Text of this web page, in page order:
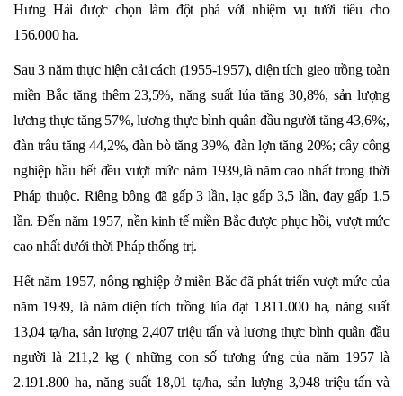
Hưng Hải được chọn làm đột phá với nhiệm vụ tưới tiêu cho
156.000 ha.
Sau 3 năm thực hiện cải cách (1955-1957), diện tích gieo trồng toàn
miền Bắc tăng thêm 23,5%, năng suất lúa tăng 30,8%, sản lượng
lương thực tăng 57%, lương thực bình quân đầu người tăng 43,6%;,
đàn trâu tăng 44,2%, đàn bò tăng 39%, đàn lợn tăng 20%; cây công
nghiệp hầu hết đều vượt mức năm 1939,là năm cao nhất trong thời
Pháp thuộc. Riêng bông đã gấp 3 lần, lạc gấp 3,5 lần, đay gấp 1,5
lần. Đến năm 1957, nền kinh tế miền Bắc được phục hồi, vượt mức
cao nhất dưới thời Pháp thống trị.
Hết năm 1957, nông nghiệp ở miền Bắc đã phát triển vượt mức của
năm 1939, là năm diện tích trồng lúa đạt 1.811.000 ha, năng suất
13,04 tạ/ha, sản lượng 2,407 triệu tấn và lương thực bình quân đầu
người là 211,2 kg ( những con số tương ứng của năm 1957 là
2.191.800 ha, năng suất 18,01 tạ/ha, sản lượng 3,948 triệu tấn và